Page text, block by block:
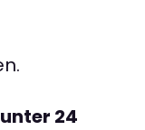
unter 24